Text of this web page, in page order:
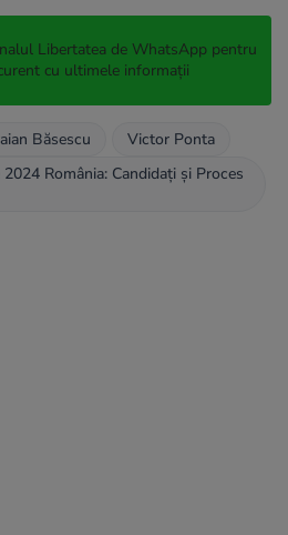
Libertatea de WhatsApp pentru
cu ultimele informații
Băsescu
Victor Ponta
România: Candidați și Proces